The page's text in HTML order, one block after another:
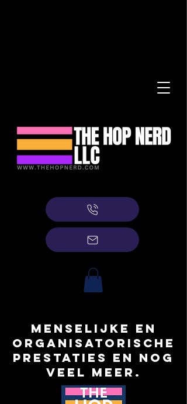
Menselijke en
organisatorische
prestaties en nog
veel meer.